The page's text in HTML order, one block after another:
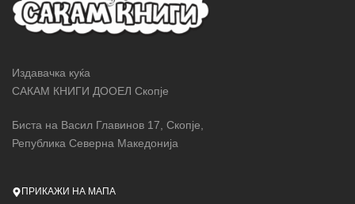
Издавачка куќа
САКАМ КНИГИ ДООЕЛ Скопје
Биста на Васил Главинов 17, Скопје,
Република Северна Македонија
ПРИКАЖИ НА МАПА